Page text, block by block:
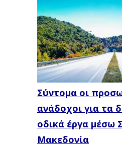
Σύντομα οι
ανάδοχοι για τα
οδικά έργα μέσω
Μακεδονία